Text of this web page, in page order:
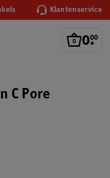
Klantenservice
0.
00
C Pore